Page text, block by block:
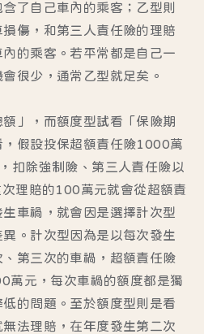
了自己車內的乘客；乙型則
傷，和第三人責任險的理賠
的乘客。若平常都是自己一
很少，通常乙型就足矣。
」，而額度型試看「保險期
，假設投保超額責任險1000萬
扣除強制險、第三人責任險以
理賠的100萬元就會從超額責
車禍，就會因是選擇計次型
。計次型因為是以每次發生
第三次的車禍，超額責任險
萬元，每次車禍的額度都是獨
的問題。至於額度型則是看
法理賠，在年度發生第二次